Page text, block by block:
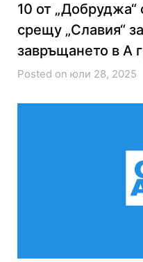
10 от „Добруджа“
срещу „Славия“
завръщането в А
Posted on юли 28, 2025